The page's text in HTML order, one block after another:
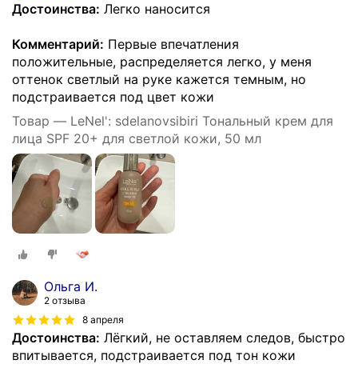
Достоинства: Легко наносится
Комментарий: Первые впечатления
положительные, распределяется легко, у меня
оттенок светлый на руке кажется темным, но
подстраивается под цвет кожи
Товар — LeNel': sdelanovsibiri Тональный крем для
лица SPF 20+ для светлой кожи, 50 мл
Ольга И.
2 отзыва
8 апреля
Достоинства: Лёгкий, не оставляем следов, быстро
впитывается, подстраивается под тон кожи